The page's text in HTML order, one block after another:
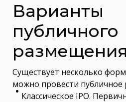
Варианты
публичного
Существует несколько
можно провести
Классическое IPO.